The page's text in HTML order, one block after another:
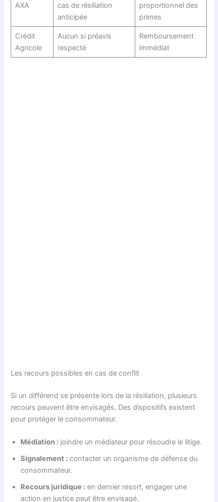
AXA
cas de résiliation
anticipée
proportionnel des
primes
Crédit
Agricole
Aucun si préavis
respecté
Remboursement
immédiat
Les recours possibles en cas de conflit
Si un différend se présente lors de la résiliation, plusieurs
recours peuvent être envisagés. Des dispositifs existent
pour protéger le consommateur.
Médiation : joindre un médiateur pour résoudre le litige.
Signalement : contacter un organisme de défense du
consommateur.
Recours juridique : en dernier resort, engager une
action en justice peut être envisagé.